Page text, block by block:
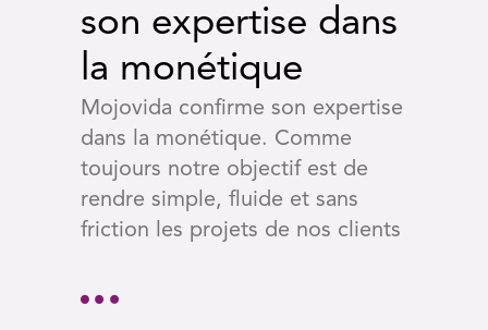
son expertise dans
la monétique
Mojovida confirme son expertise
dans la monétique. Comme
toujours notre objectif est de
rendre simple, fluide et sans
friction les projets de nos clients